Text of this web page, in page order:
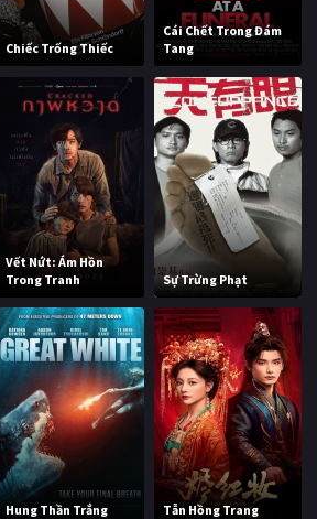
Chiếc Trống Thiếc
Cái Chết Trong Đám
Tang
Vết Nứt: Ám Hồn
Trong Tranh
Sự Trừng Phạt
Hung Thần Trắng Tẫn Hồng Trang